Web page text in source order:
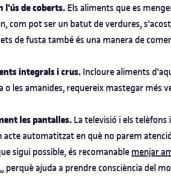
l'ús de coberts. Els aliments que es
com pot ser un batut de verdures,
de fusta també és una manera de
integrals i crus. Incloure aliments
o les amanides, requereix mastegar més
les pantalles. La televisió i els telèfons
automatitzat en què no parem
sigui possible, és recomanable menjar
, perquè ajuda a prendre consciència del